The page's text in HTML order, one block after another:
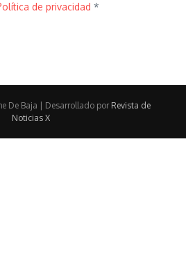
de privacidad *
De Baja | Desarrollado por Revista de
Noticias X